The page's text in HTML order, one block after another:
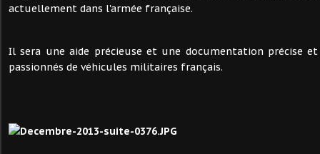
actuellement dans l'armée française.
Il sera une aide précieuse et une documentation précise
passionnés de véhicules militaires français.